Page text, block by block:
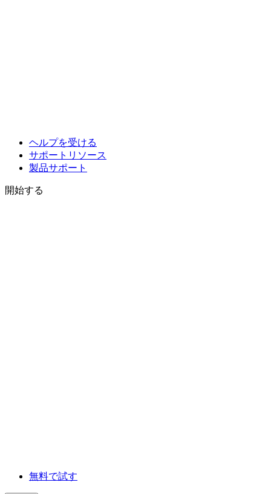
ヘルプを受ける
サポートリソース
製品サポート
開始する
無料で試す